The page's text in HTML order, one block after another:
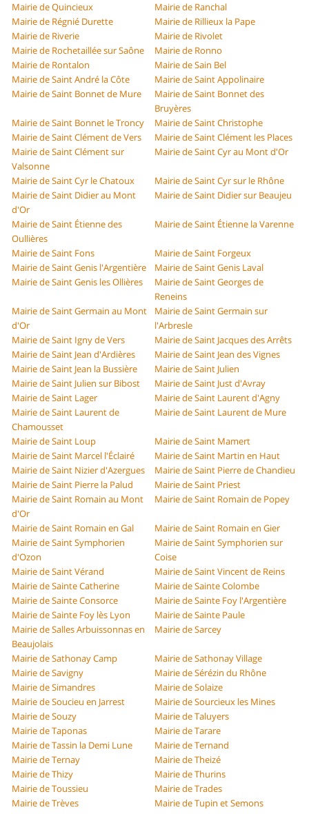
Mairie de Quincieux
Mairie de Ranchal
Mairie de Régnié Durette
Mairie de Rillieux la Pape
Mairie de Riverie
Mairie de Rivolet
Mairie de Rochetaillée sur Saône
Mairie de Ronno
Mairie de Rontalon
Mairie de Sain Bel
Mairie de Saint André la Côte
Mairie de Saint Appolinaire
Mairie de Saint Bonnet de Mure
Mairie de Saint Bonnet des
Bruyères
Mairie de Saint Bonnet le Troncy
Mairie de Saint Christophe
Mairie de Saint Clément de Vers
Mairie de Saint Clément les Places
Mairie de Saint Clément sur
Valsonne
Mairie de Saint Cyr au Mont d'Or
Mairie de Saint Cyr le Chatoux
Mairie de Saint Cyr sur le Rhône
Mairie de Saint Didier au Mont
d'Or
Mairie de Saint Didier sur Beaujeu
Mairie de Saint Étienne des
Oullières
Mairie de Saint Étienne la Varenne
Mairie de Saint Fons
Mairie de Saint Forgeux
Mairie de Saint Genis l'Argentière
Mairie de Saint Genis Laval
Mairie de Saint Genis les Ollières
Mairie de Saint Georges de
Reneins
Mairie de Saint Germain au Mont
d'Or
Mairie de Saint Germain sur
l'Arbresle
Mairie de Saint Igny de Vers
Mairie de Saint Jacques des Arrêts
Mairie de Saint Jean d'Ardières
Mairie de Saint Jean des Vignes
Mairie de Saint Jean la Bussière
Mairie de Saint Julien
Mairie de Saint Julien sur Bibost
Mairie de Saint Just d'Avray
Mairie de Saint Lager
Mairie de Saint Laurent d'Agny
Mairie de Saint Laurent de
Chamousset
Mairie de Saint Laurent de Mure
Mairie de Saint Loup
Mairie de Saint Mamert
Mairie de Saint Marcel l'Éclairé
Mairie de Saint Martin en Haut
Mairie de Saint Nizier d'Azergues
Mairie de Saint Pierre de Chandieu
Mairie de Saint Pierre la Palud
Mairie de Saint Priest
Mairie de Saint Romain au Mont
d'Or
Mairie de Saint Romain de Popey
Mairie de Saint Romain en Gal
Mairie de Saint Romain en Gier
Mairie de Saint Symphorien
d'Ozon
Mairie de Saint Symphorien sur
Coise
Mairie de Saint Vérand
Mairie de Saint Vincent de Reins
Mairie de Sainte Catherine
Mairie de Sainte Colombe
Mairie de Sainte Consorce
Mairie de Sainte Foy l'Argentière
Mairie de Sainte Foy lès Lyon
Mairie de Sainte Paule
Mairie de Salles Arbuissonnas en
Beaujolais
Mairie de Sarcey
Mairie de Sathonay Camp
Mairie de Sathonay Village
Mairie de Savigny
Mairie de Sérézin du Rhône
Mairie de Simandres
Mairie de Solaize
Mairie de Soucieu en Jarrest
Mairie de Sourcieux les Mines
Mairie de Souzy
Mairie de Taluyers
Mairie de Taponas
Mairie de Tarare
Mairie de Tassin la Demi Lune
Mairie de Ternand
Mairie de Ternay
Mairie de Theizé
Mairie de Thizy
Mairie de Thurins
Mairie de Toussieu
Mairie de Trades
Mairie de Trèves
Mairie de Tupin et Semons